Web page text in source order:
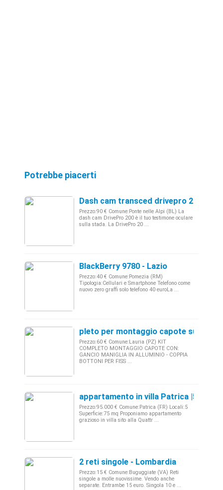
Potrebbe piacerti
Dash cam transced drivepro 200
Prezzo:90 € Comune:Ponte nelle Alpi (BL) La
dash cam DrivePro 200 è il tuo testimone oculare
sulla stada. La DrivePro 20 ...
BlackBerry 9780 - Lazio
Prezzo:40 € Comune:Pomezia (RM)
Tipologia:Cellulari e Smartphone Telefono come
nuovo zero graffi solo telefono 40 euroLa ...
pleto per montaggio capote su fiat
Prezzo:60 € Comune:Lauria (PZ) KIT
COMPLETO MONTAGGIO CAPOTE CON:
GANCIO MANIGLIA IN ALLUMINIO - COPPIA
BOTTONI PER FISS ...
appartamento in villa Patrica |520363
Prezzo:95.000 € Comune:Patrica (FR) Locali:5
Superficie:75 mq Proponiamo appartamento
grazioso in villa sito alla Quattr ...
2 reti singole - Lombardia
Prezzo:15 € Comune:Buguggiate (VA) Reti
singole a molle nuovissime. Vendo anche
separate. Entrambe 15 euro. Singola 10 e ...